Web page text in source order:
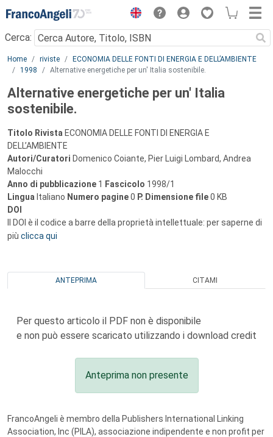
Menu
Cerca:
Main content
Home riviste
ECONOMIA DELLE FONTI DI ENERGIA E DELL’AMBIENTE
1998
Alternative energetiche per un' Italia sostenibile.
Alternative energetiche per un' Italia
sostenibile.
Titolo Rivista ECONOMIA DELLE FONTI DI ENERGIA E
DELL’AMBIENTE
Autori/Curatori Domenico Coiante, Pier Luigi Lombard, Andrea
Malocchi
Anno di pubblicazione 1 Fascicolo 1998/1
Lingua Italiano Numero pagine0 P. Dimensione file0 KB
DOI
Il DOI è il codice a barre della proprietà intellettuale: per saperne di
più clicca qui
ANTEPRIMA CITAMI
Per questo articolo il PDF non è disponibile
e non può essere scaricato utilizzando i download credit
Anteprima non presente
FrancoAngeli è membro della Publishers International Linking
Association, Inc (PILA), associazione indipendente e non profit per